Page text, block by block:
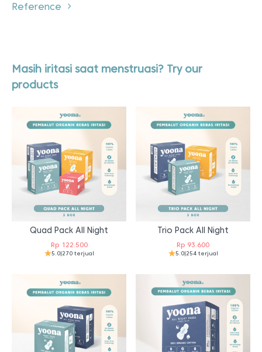
Reference
Masih iritasi saat menstruasi? Try our
products
Quad Pack All Night
Rp122.500
5.0|270 terjual
Trio Pack All Night
Rp 93.600
5.0|254 terjual